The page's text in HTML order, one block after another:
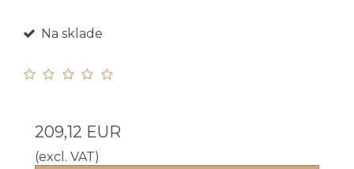
Na sklade
209,12 EUR
(excl. VAT)